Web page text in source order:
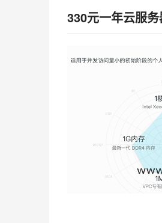
330元一年云服